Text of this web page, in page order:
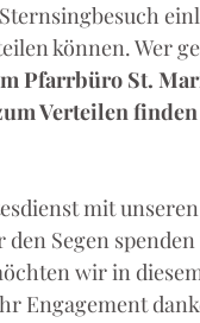
können. Wer
Pfarrbüro St.
Verteilen
mit unseren
Segen
wir in
Engagement